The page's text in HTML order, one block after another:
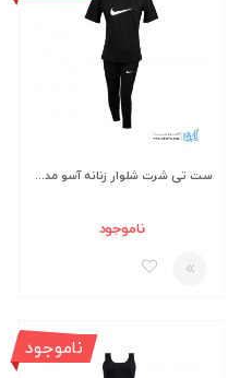
ست تی شرت شلوار زنانه آسو مدل S370-B
ناموجود
ناموجود